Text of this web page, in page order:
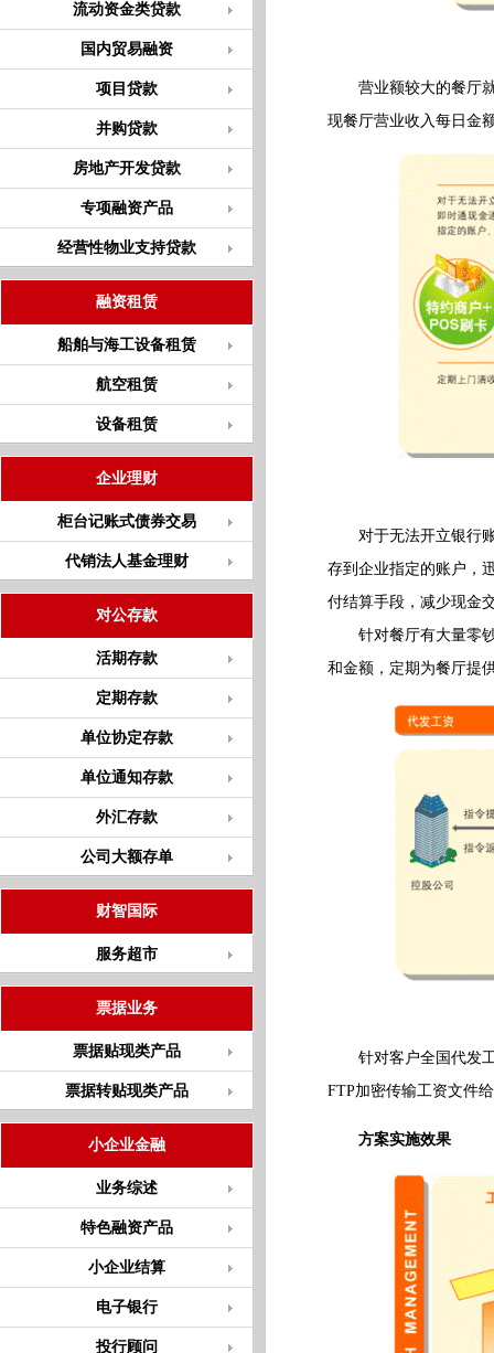
流动资金类贷款
国内贸易融资
项目贷款
并购贷款
房地产开发贷款
专项融资产品
经营性物业支持贷款
融资租赁
船舶与海工设备租赁
航空租赁
设备租赁
企业理财
柜台记账式债券交易
代销法人基金理财
对公存款
活期存款
定期存款
单位协定存款
单位通知存款
外汇存款
公司大额存单
财智国际
服务超市
票据业务
票据贴现类产品
票据转贴现类产品
小企业金融
业务综述
特色融资产品
小企业结算
电子银行
投行顾问
营业额较大的餐厅
现餐厅营业收入每日金
对于无法开立银行账
存到企业指定的账户，
付结算手段，减少现金
针对餐厅有大量零钞
和金额，定期为餐厅提
针对客户全国代发工
FTP加密传输工资文件
方案实施效果